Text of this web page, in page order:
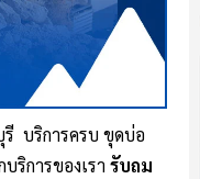
บริการครบ ขุดบ่อ
ริการของเรา รับถม